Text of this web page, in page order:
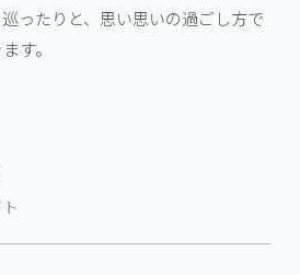
ったりと、思い思いの過ごし方で
す。